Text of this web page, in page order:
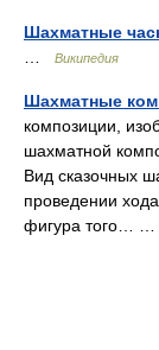
Шахматные
Википедия
Шахматные
композиции,
шахматной
Вид сказочных
проведении
фигура того… …